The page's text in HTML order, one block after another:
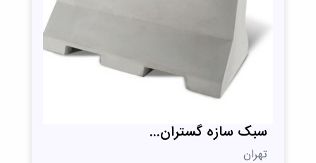
سبک سازه گستران...
تهران